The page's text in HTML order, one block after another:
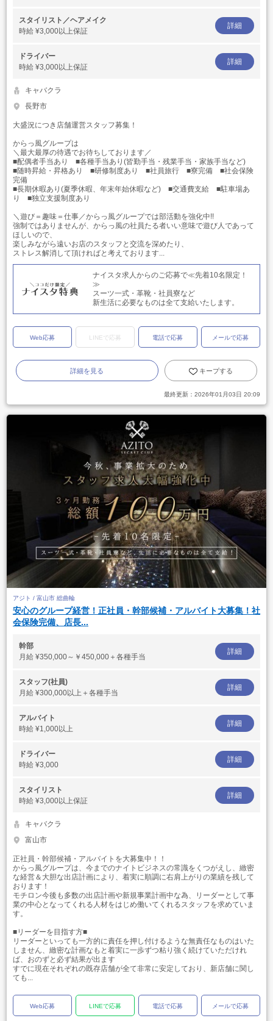
スタイリスト／ヘアメイク
時給 ¥3,000以上保証
詳細
ドライバー
時給 ¥3,000以上保証
詳細
キャバクラ
長野市
大盛況につき店舗運営スタッフ募集！
からっ風グループは
＼最大最厚の待遇でお待ちしております／
■配偶者手当あり ■各種手当あり(皆勤手当・残業手当・家族手当など)
■随時昇給・昇格あり ■研修制度あり ■社員旅行 ■寮完備 ■社会保険
完備
■長期休暇あり(夏季休暇、年末年始休暇など) ■交通費支給 ■駐車場あ
り ■独立支援制度あり
＼遊び＝趣味＝仕事／からっ風グループでは部活動を強化中!!
強制ではありませんが、からっ風の社員たる者いい意味で遊び人であって
ほしいので、
楽しみながら遠いお店のスタッフと交流を深めたり、
ストレス解消して頂ければと考えております...
ナイスタ求人からのご応募で≪先着10名限定！
≫
スーツ一式・革靴・社員寮など
新生活に必要なものは全て支給いたします。
Web応募 LINEで応募 電話で応募 メールで応募
詳細を見る キープする
最終更新： 2026年01月03日 20:09
アジト / 富山市 総曲輪
安心のグループ経営！正社員・幹部候補・アルバイト大募集！社
会保険完備、店長...
幹部
月給 ¥350,000～￥450,000＋各種手当
詳細
スタッフ(社員)
月給 ¥300,000以上＋各種手当
詳細
アルバイト
時給 ¥1,000以上
詳細
ドライバー
時給 ¥3,000
詳細
スタイリスト
時給 ¥3,000以上保証
詳細
キャバクラ
富山市
正社員・幹部候補・アルバイトを大募集中！！
からっ風グループは、今までのナイトビジネスの常識をくつがえし、緻密
な経営＆大胆な出店計画により、着実に順調に右肩上がりの業績を残して
おります！
モチロン今後も多数の出店計画や新規事業計画中な為、リーダーとして事
業の中心となってくれる人材をはじめ働いてくれるスタッフを求めていま
す。
■リーダーを目指す方■
リーダーといっても一方的に責任を押し付けるような無責任なものはいた
しません、緻密な計画なもと着実に一歩ずつ粘り強く続けていただけれ
ば、おのずと必ず結果が出ます
すでに現在それぞれの既存店舗が全て非常に安定しており、新店舗に関し
ても...
Web応募 LINEで応募 電話で応募 メールで応募